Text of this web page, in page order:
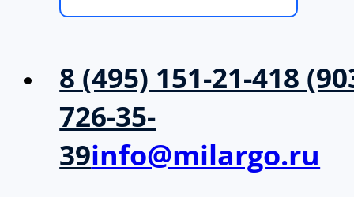
8 (495) 151-21-418
726-35-
39info@milargo.ru